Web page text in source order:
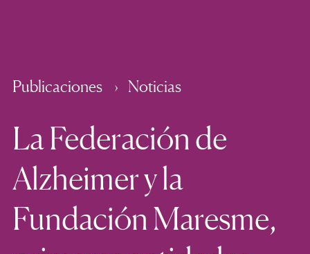
Publicaciones Noticias
La Federación de
Alzheimer y la
Fundación Maresme,